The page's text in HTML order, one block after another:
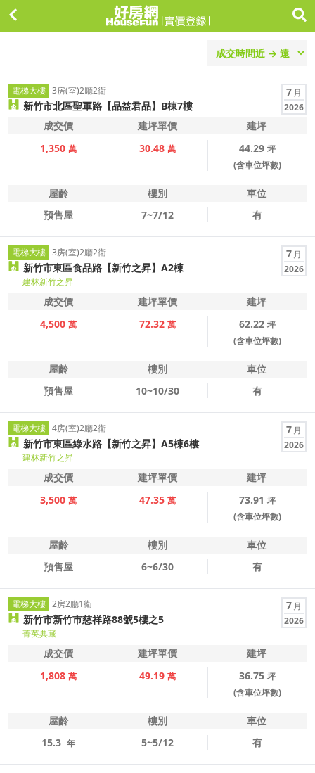
電梯大樓 3房(室)2廳2衛
新竹市北區聖軍路【品益君品】B棟7樓
7 月
2026
成交價 建坪單價
建坪
1,350 萬 30.48 萬 44.29 坪
(含車位坪數)
屋齡 樓別
車位
預售屋
7~7/12 有
電梯大樓 3房(室)2廳2衛
新竹市東區食品路【新竹之昇】A2棟
建林新竹之昇
7 月
2026
成交價 建坪單價
建坪
4,500 萬 72.32 萬 62.22 坪
(含車位坪數)
屋齡 樓別
車位
預售屋
10~10/30 有
電梯大樓 4房(室)2廳2衛
新竹市東區綠水路【新竹之昇】A5棟6樓
建林新竹之昇
7 月
2026
成交價 建坪單價
建坪
3,500 萬 47.35 萬 73.91 坪
(含車位坪數)
屋齡 樓別
車位
預售屋
6~6/30 有
電梯大樓 2房2廳1衛
新竹市新竹市慈祥路88號5樓之5
菁英典藏
7 月
2026
成交價 建坪單價
建坪
1,808 萬 49.19 萬 36.75 坪
(含車位坪數)
屋齡 樓別
車位
15.3 年 5~5/12 有